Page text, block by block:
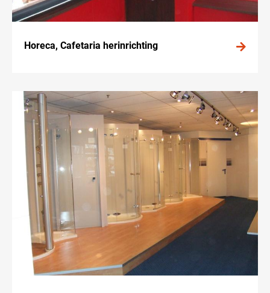
Horeca, Cafetaria herinrichting